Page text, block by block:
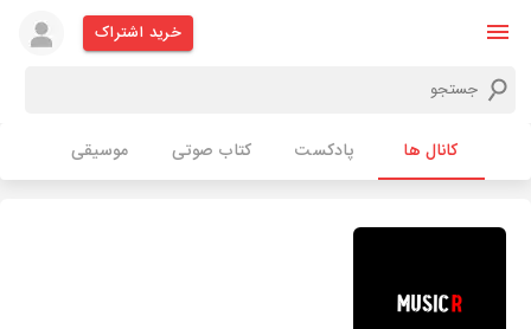
خرید اشتراک
کانال ها پادکست کتاب صوتی موسیقی